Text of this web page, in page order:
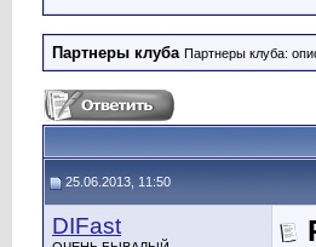
Партнеры клуба Партнеры клуба:
25.06.2013, 11:50
DIFast